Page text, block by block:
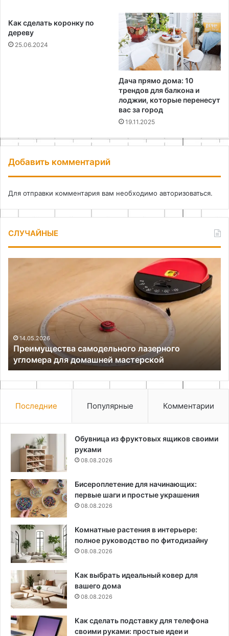
Как сделать коронку по
дереву
25.06.2024
Дача прямо дома: 10
трендов для балкона и
лоджии, которые перенесут
вас за город
19.11.2025
Добавить комментарий
Для отправки комментария вам необходимо авторизоваться.
СЛУЧАЙНЫЕ
мастерской
14.05.2026
Преимущества самодельного лазерного
угломера для домашней мастерской
Последние Популярные Комментарии
Обувница из фруктовых ящиков своими
руками
08.08.2026
Бисероплетение для начинающих:
первые шаги и простые украшения
08.08.2026
Комнатные растения в интерьере:
полное руководство по фитодизайну
08.08.2026
Как выбрать идеальный ковер для
вашего дома
08.08.2026
Как сделать подставку для телефона
своими руками: простые идеи и